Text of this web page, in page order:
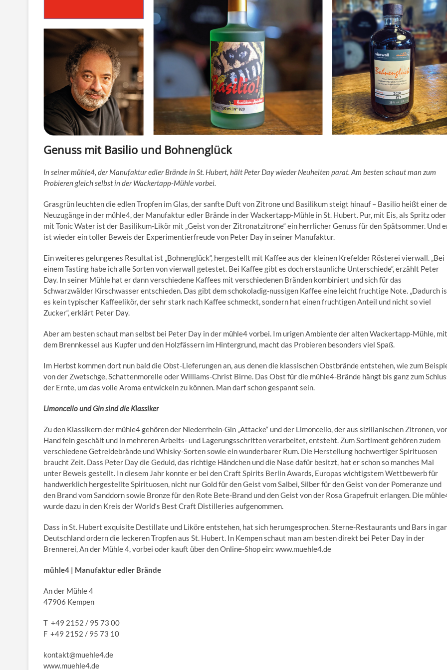
Genuss mit Basilio und Bohnenglück
In seiner mühle4, der Manufaktur edler Brände in St. Hubert, hält Peter Day wieder Neuheiten parat. Am besten schaut man zum
Probieren gleich selbst in der Wackertapp-Mühle vorbei.
Grasgrün leuchten die edlen Tropfen im Glas, der sanfte Duft von Zitrone und Basilikum steigt hinauf – Basilio heißt einer
Neuzugänge in der mühle4, der Manufaktur edler Brände in der Wackertapp-Mühle in St. Hubert. Pur, mit Eis, als Spritz oder
mit Tonic Water ist der Basilikum-Likör mit „Geist von der Zitronatzitrone“ ein herrlicher Genuss für den Spätsommer. Und
ist wieder ein toller Beweis der Experimentierfreude von Peter Day in seiner Manufaktur.
Ein weiteres gelungenes Resultat ist „Bohnenglück“, hergestellt mit Kaffee aus der kleinen Krefelder Rösterei vierwall. „Bei
einem Tasting habe ich alle Sorten von vierwall getestet. Bei Kaffee gibt es doch erstaunliche Unterschiede“, erzählt Peter
Day. In seiner Mühle hat er dann verschiedene Kaffees mit verschiedenen Bränden kombiniert und sich für das
Schwarzwälder Kirschwasser entschieden. Das gibt dem schokoladig-nussigen Kaffee eine leicht fruchtige Note. „Dadurch
es kein typischer Kaffeelikör, der sehr stark nach Kaffee schmeckt, sondern hat einen fruchtigen Anteil und nicht so viel
Zucker“, erklärt Peter Day.
Aber am besten schaut man selbst bei Peter Day in der mühle4 vorbei. Im urigen Ambiente der alten Wackertapp-Mühle, mit
dem Brennkessel aus Kupfer und den Holzfässern im Hintergrund, macht das Probieren besonders viel Spaß.
Im Herbst kommen dort nun bald die Obst-Lieferungen an, aus denen die klassischen Obstbrände entstehen, wie zum
von der Zwetschge, Schattenmorelle oder Williams-Christ Birne. Das Obst für die mühle4-Brände hängt bis ganz zum
der Ernte, um das volle Aroma entwickeln zu können. Man darf schon gespannt sein.
Limoncello und Gin sind die Klassiker
Zu den Klassikern der mühle4 gehören der Niederrhein-Gin „Attacke“ und der Limoncello, der aus sizilianischen Zitronen,
Hand fein geschält und in mehreren Arbeits- und Lagerungsschritten verarbeitet, entsteht. Zum Sortiment gehören zudem
verschiedene Getreidebrände und Whisky-Sorten sowie ein wunderbarer Rum. Die Herstellung hochwertiger Spirituosen
braucht Zeit. Dass Peter Day die Geduld, das richtige Händchen und die Nase dafür besitzt, hat er schon so manches Mal
unter Beweis gestellt. In diesem Jahr konnte er bei den Craft Spirits Berlin Awards, Europas wichtigstem Wettbewerb für
handwerklich hergestellte Spirituosen, nicht nur Gold für den Geist vom Salbei, Silber für den Geist von der Pomeranze und
den Brand vom Sanddorn sowie Bronze für den Rote Bete-Brand und den Geist von der Rosa Grapefruit erlangen. Die
wurde dazu in den Kreis der World‘s Best Craft Distilleries aufgenommen.
Dass in St. Hubert exquisite Destillate und Liköre entstehen, hat sich herumgesprochen. Sterne-Restaurants und Bars in
Deutschland ordern die leckeren Tropfen aus St. Hubert. In Kempen schaut man am besten direkt bei Peter Day in der
Brennerei, An der Mühle 4, vorbei oder kauft über den Online-Shop ein: www.muehle4.de
mühle4 | Manufaktur edler Brände
An der Mühle 4
47906 Kempen
T +49 2152 / 95 73 00
F +49 2152 / 95 73 10
kontakt@muehle4.de
www.muehle4.de